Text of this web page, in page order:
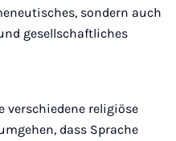
sondern auch
gesellschaftliches
verschiedene religiöse
dass Sprache